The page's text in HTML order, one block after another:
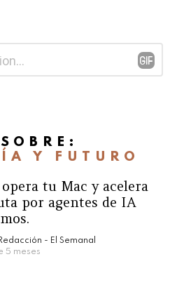
Y FUTURO
opera tu Mac y acelera
por agentes de IA
Redacción - El Semanal
5 meses